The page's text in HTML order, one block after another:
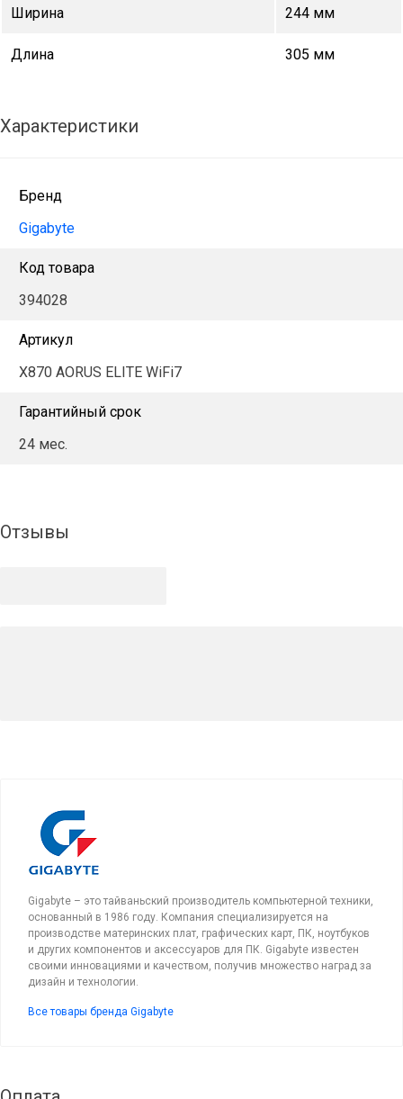
Ширина 244 мм
Длина 305 мм
Характеристики
Бренд
Gigabyte
Код товара
394028
Артикул
X870 AORUS ELITE WiFi7
Гарантийный срок
24 мес.
Отзывы
Gigabyte – это тайваньский производитель компьютерной техники,
основанный в 1986 году. Компания специализируется на
производстве материнских плат, графических карт, ПК, ноутбуков
и других компонентов и аксессуаров для ПК. Gigabyte известен
своими инновациями и качеством, получив множество наград за
дизайн и технологии.
Все товары бренда Gigabyte